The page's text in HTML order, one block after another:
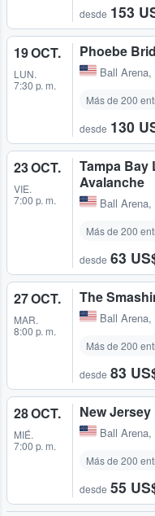
desde 153
19 OCT.
LUN.
7:30 p. m.
Phoebe
Ball Arena,
Más de 200
desde 130
23 OCT.
VIE.
7:00 p. m.
Tampa Bay
Avalanche
Ball Arena,
Más de 200
desde 63
27 OCT.
MAR.
8:00 p. m.
The
Ball Arena,
Más de 200
desde 83
28 OCT.
MIÉ.
7:00 p. m.
New
Ball Arena,
Más de 200
desde 55